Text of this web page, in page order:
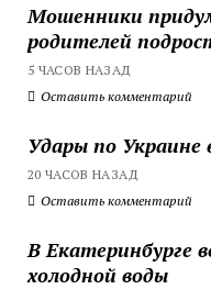
Мошенники
родителей
5 ЧАСОВ НАЗАД
Оставить комментарий
Удары по Украине
20 ЧАСОВ НАЗАД
Оставить комментарий
В Екатеринбурге
холодной воды